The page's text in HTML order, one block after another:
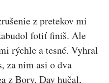
z pretekov mi
fotiť finiš. Ale
rýchle a tesné. Vyhral
za nim asi o dva
z Bory. Dav hučal,